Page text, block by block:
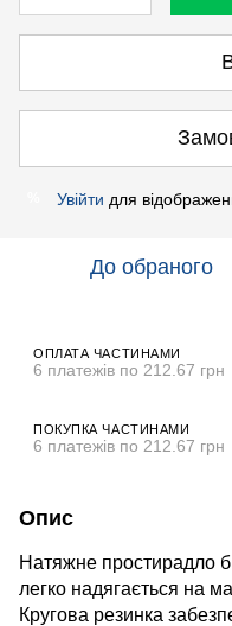
Увійти для
До обраного
ОПЛАТА ЧАСТИНАМИ
6 платежів по 212.67 грн
ПОКУПКА ЧАСТИНАМИ
6 платежів по 212.67 грн
Опис
Натяжне простирадло
легко надягається на
Кругова резинка